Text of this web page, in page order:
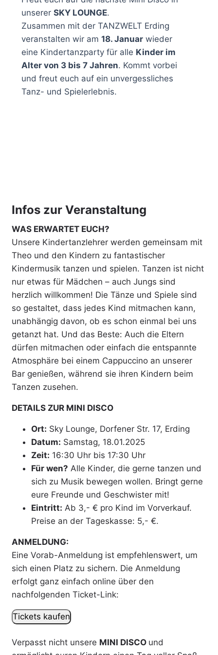
unserer SKY LOUNGE.
Zusammen mit der TANZWELT Erding
veranstalten wir am 18. Januar wieder
eine Kindertanzparty für alle Kinder im
Alter von 3 bis 7 Jahren. Kommt vorbei
und freut euch auf ein unvergessliches
Tanz- und Spielerlebnis.
Infos zur Veranstaltung
WAS ERWARTET EUCH?
Unsere Kindertanzlehrer werden gemeinsam mit
Theo und den Kindern zu fantastischer
Kindermusik tanzen und spielen. Tanzen ist nicht
nur etwas für Mädchen – auch Jungs sind
herzlich willkommen! Die Tänze und Spiele sind
so gestaltet, dass jedes Kind mitmachen kann,
unabhängig davon, ob es schon einmal bei uns
getanzt hat. Und das Beste: Auch die Eltern
dürfen mitmachen oder einfach die entspannte
Atmosphäre bei einem Cappuccino an unserer
Bar genießen, während sie ihren Kindern beim
Tanzen zusehen.
DETAILS ZUR MINI DISCO
Ort: Sky Lounge, Dorfener Str. 17, Erding
Datum: Samstag, 18.01.2025
Zeit: 16:30 Uhr bis 17:30 Uhr
Für wen? Alle Kinder, die gerne tanzen und
sich zu Musik bewegen wollen. Bringt gerne
eure Freunde und Geschwister mit!
Eintritt: Ab 3,- € pro Kind im Vorverkauf.
Preise an der Tageskasse: 5,- €.
ANMELDUNG:
Eine Vorab-Anmeldung ist empfehlenswert, um
sich einen Platz zu sichern. Die Anmeldung
erfolgt ganz einfach online über den
nachfolgenden Ticket-Link:
Tickets kaufen
Verpasst nicht unsere MINI DISCO und